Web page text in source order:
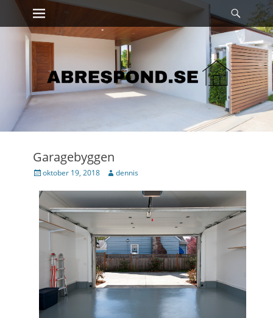
Skip
to
content
Primary Menu Sök
Garagebyggen
Posted
oktober 19, 2018 Author
dennis